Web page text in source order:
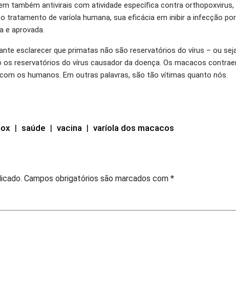
também antivirais com atividade específica contra
tratamento de varíola humana, sua eficácia em inibir a infecção
e aprovada.
esclarecer que primatas não são reservatórios do vírus – ou
os reservatórios do vírus causador da doença. Os macacos
os humanos. Em outras palavras, são tão vítimas quanto nós.
| saúde | vacina | varíola dos macacos
Campos obrigatórios são marcados com *